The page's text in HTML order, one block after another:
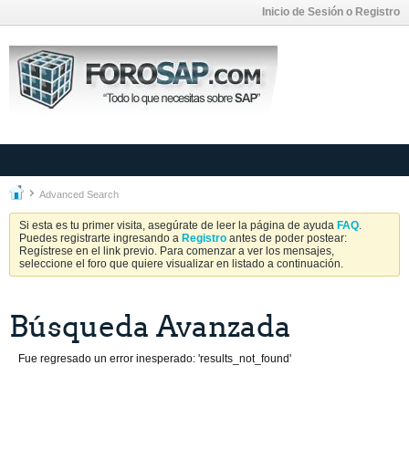
Inicio de Sesión o Registro
Advanced Search
Si esta es tu primer visita, asegúrate de leer la página de ayuda FAQ.
Puedes registrarte ingresando a Registro antes de poder postear:
Regístrese en el link previo. Para comenzar a ver los mensajes,
seleccione el foro que quiere visualizar en listado a continuación.
Búsqueda Avanzada
Fue regresado un error inesperado: 'results_not_found'